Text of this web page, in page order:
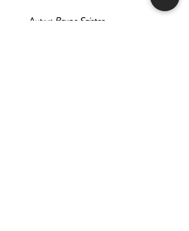
Autor: Bruno Szister